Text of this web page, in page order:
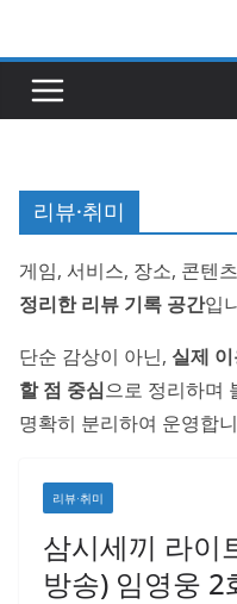
로
리뷰·취미
게임, 서비스, 장소, 콘텐
정리한 리뷰 기록 공간입
단순 감상이 아닌, 실제
할 점 중심으로 정리하며
명확히 분리하여 운영합
리뷰·취미
삼시세끼 라이
방송) 임영웅 2